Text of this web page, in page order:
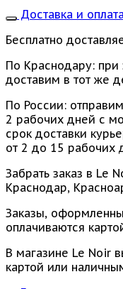
Доставка и оплата
Бесплатно
По Краснодару: при
доставим в тот же
По России:
2 рабочих дней с
срок доставки
от 2 до 15 рабочих
Забрать заказ в Le
Краснодар,
Заказы,
оплачиваются
В магазине Le Noir
картой или